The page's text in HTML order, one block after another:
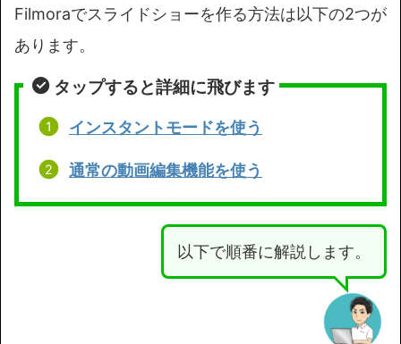
Filmoraでスライドショーを作る方法は以下の2つが
あります。
タップすると詳細に飛びます
インスタントモードを使う
通常の動画編集機能を使う
以下で順番に解説します。